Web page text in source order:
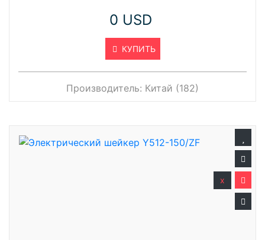
0 USD
КУПИТЬ
Производитель: Китай (182)
x